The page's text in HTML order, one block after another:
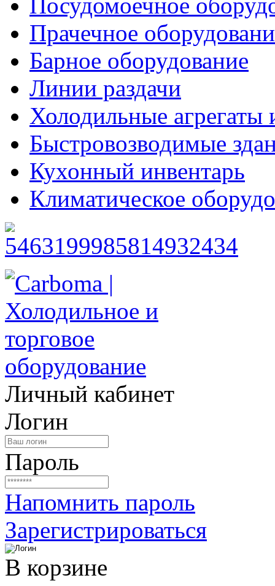
Прачечное
Барное оборудование
Линии раздачи
Холодильные агрегаты
Быстровозводимые
Кухонный инвентарь
Климатическое
Личный кабинет
Логин
Пароль
Напомнить пароль
Зарегистрироваться
В корзине